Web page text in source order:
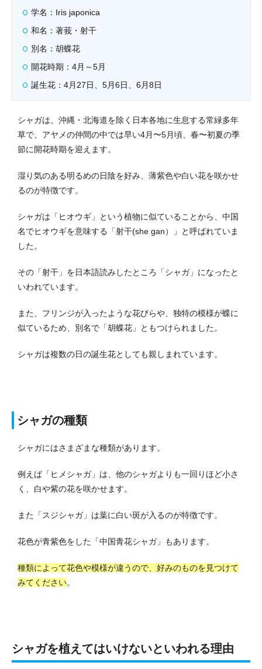
学名：Iris japonica
和名：著莪・射干
別名：胡蝶花
開花時期：4月～5月
誕生花：4月27日、5月6日、6月8日
シャガは、沖縄・北海道を除く日本各地に生息する常緑多年
草で、アヤメの仲間の中では早い4月〜5月頃、春〜初夏の季
節に開花時期を迎えます。
湿り気のある明るめの日陰を好み、薄紫色や白い花を咲かせ
るのが特徴です。
シャガは「ヒオウギ」という植物に似ていることから、中国
名でヒオウギを意味する「射干(she gan）」と呼ばれていま
した。
その「射干」を日本語読みしたところ「シャガ」になったと
いわれています。
また、フリンジが入ったような花びらや、独特の模様が蝶に
似ているため、別名で「胡蝶花」ともつけられました。
シャガは複数の日の誕生花としても親しまれています。
シャガの種類
シャガにはさまざまな種類があります。
例えば「ヒメシャガ」は、他のシャガよりも一回りほど小さ
く、白や紫の花を咲かせます。
また「スジシャガ」は葉に白い斑が入るのが特徴です。
花色が青紫色をした「中国青花シャガ」もあります。
種類によって花色や模様が違うので、好みのものを見つけて
みてください。
シャガを植えてはいけないといわれる理由